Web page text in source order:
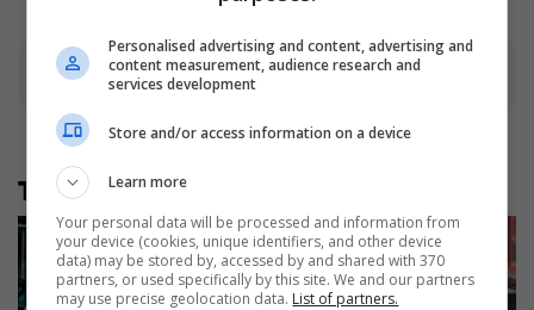
Advertisement
Të tjera nga rubrika
Personalised advertising and content, advertising and
content measurement, audience research and
services development
Store and/or access information on a device
Learn more
Your personal data will be processed and information from
your device (cookies, unique identifiers, and other device
data) may be stored by, accessed by and shared with 370
partners, or used specifically by this site. We and our partners
may use precise geolocation data. List of partners.